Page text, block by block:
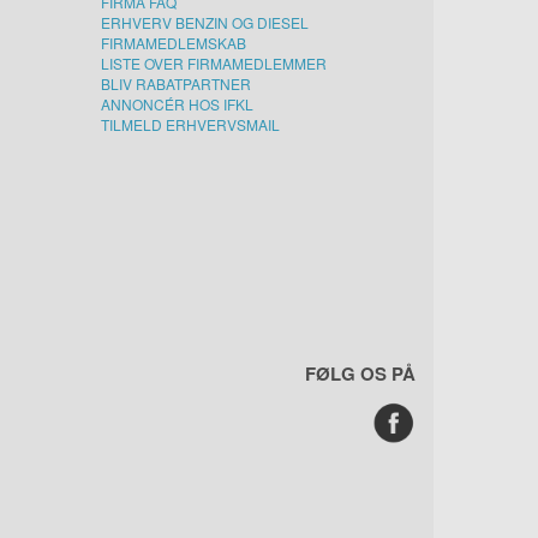
ERHVERV BENZIN OG DIESEL
FIRMAMEDLEMSKAB
LISTE OVER FIRMAMEDLEMMER
BLIV RABATPARTNER
ANNONCÉR HOS IFKL
TILMELD ERHVERVSMAIL
FØLG OS PÅ